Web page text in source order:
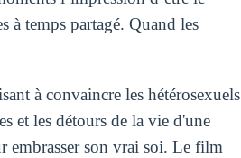
à temps partagé. Quand les
à convaincre les hétérosexuels
et les détours de la vie d'une
embrasser son vrai soi. Le film